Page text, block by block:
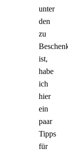
unter
den
zu
ist,
habe
ich
hier
ein
paar
Tipps
für